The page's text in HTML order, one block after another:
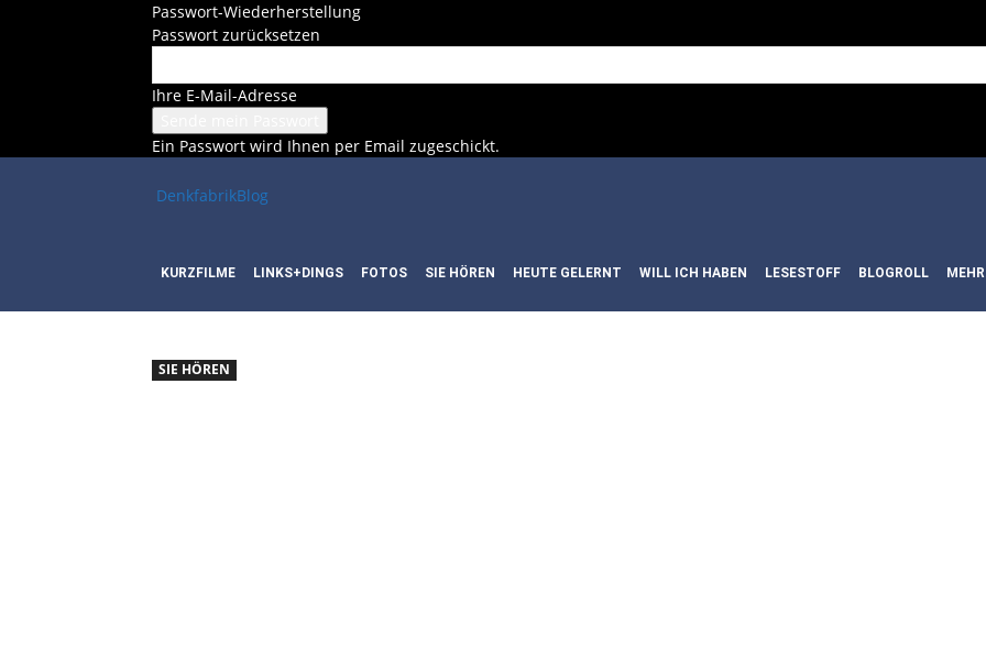
Passwort-Wiederherstellung
Passwort zurücksetzen
Ihre E-Mail-Adresse
Ein Passwort wird Ihnen per Email zugeschickt.
DenkfabrikBlog
KURZFILME LINKS+DINGS FOTOS SIE HÖREN HEUTE GELERNT WILL ICH HABEN LESESTOFF BLOGROLL
SIE HÖREN